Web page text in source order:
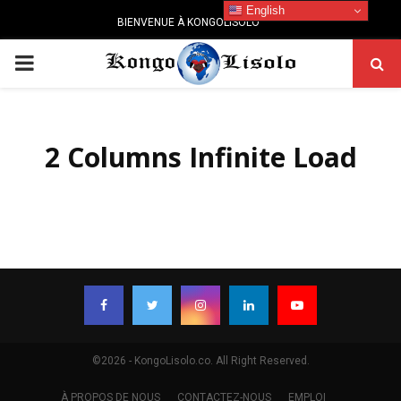
BIENVENUE À KONGOLISOLO
PRIMARY
2 Columns Infinite Load
©2026 - KongoLisolo.co. All Right Reserved.
À PROPOS DE NOUS CONTACTEZ-NOUS
EMPLOI
English